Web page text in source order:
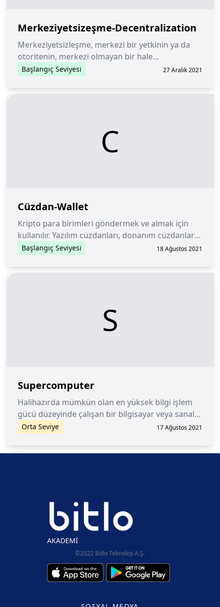
Merkeziyetsizeşme-Decentralization
Merkeziyetsizleşme, merkezi bir yetkinin ya da
otoritenin, merkezi olmayan bir hale
dönüştürüldüğü süreçtir.
Başlangıç Seviyesi 27 Aralık 2021
C
Cüzdan-Wallet
Kripto para birimleri göndermek ve almak için
kullanılır. Yazılım cüzdanları, donanım cüzdanları
ve kağıt cüzdanlar gibi farklı türleri
Başlangıç Seviyesi 18 Ağustos 2021
S
Supercomputer
Halihazırda mümkün olan en yüksek bilgi işlem
gücü düzeyinde çalışan bir bilgisayar veya sanal
makine.
Orta Seviye 17 Ağustos 2021
AKADEMİ
©2022 Bitlo Teknoloji A.Ş.